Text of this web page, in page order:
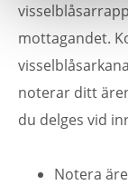
mottagandet.
noterar ditt
du delges vid
Notera